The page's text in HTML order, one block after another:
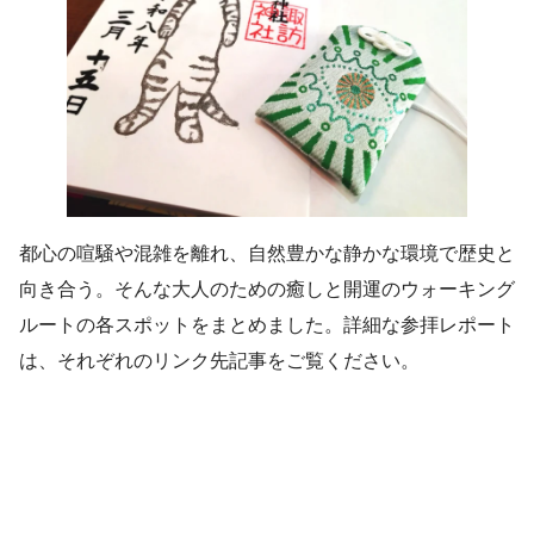
都心の喧騒や混雑を離れ、自然豊かな静かな環境で歴史と
向き合う。そんな大人のための癒しと開運のウォーキング
ルートの各スポットをまとめました。詳細な参拝レポート
は、それぞれのリンク先記事をご覧ください。